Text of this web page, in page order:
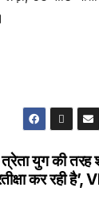
युग की तरह
कर रही